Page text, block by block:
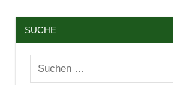
SUCHE
Suchen